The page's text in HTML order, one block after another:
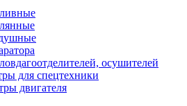
осушителей
для спецтехники
двигателя